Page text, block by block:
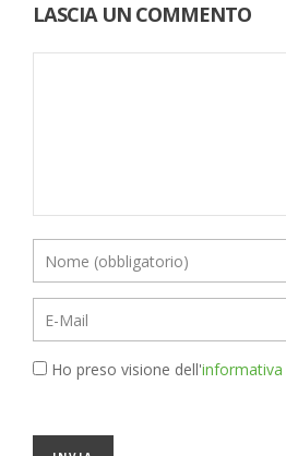
LASCIA UN COMMENTO
Ho preso visione dell'informativa